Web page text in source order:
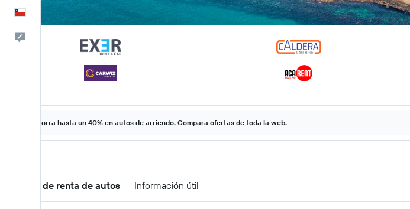
Comentarios
Ahorra hasta un 40% en autos de arriendo. Compara ofertas de toda la web.
Ofertas de renta de autos Información útil